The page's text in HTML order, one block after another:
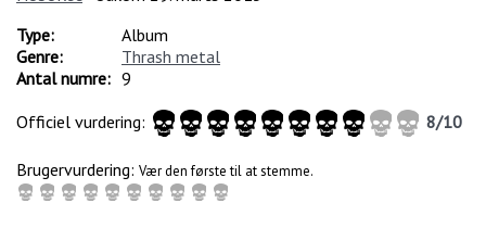
Type:
Album
Genre:
Thrash metal
Antal numre: 9
Officiel vurdering:
8/10
Brugervurdering: Vær den første til at stemme.